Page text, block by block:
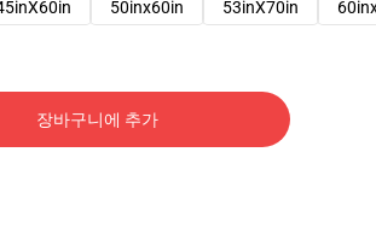
50inx60in 53inX70in
장바구니에 추가